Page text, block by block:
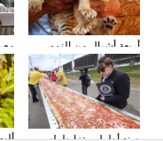
أربعة أشبال من النمور
النادرة تلعب في محمية
طبيعية بمقاطعة شاندونغ